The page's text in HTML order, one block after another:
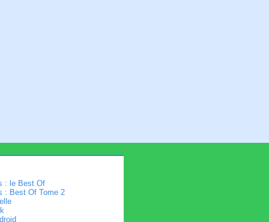
: le Best Of
: Best Of Tome 2